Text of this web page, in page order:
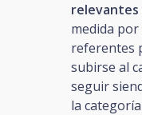
medida
referentes
subirse al
seguir
la